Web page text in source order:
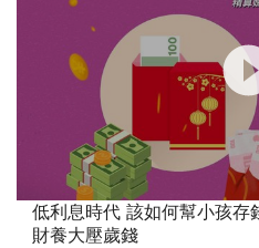
低利息時代 該如何幫小孩存
財養大壓歲錢